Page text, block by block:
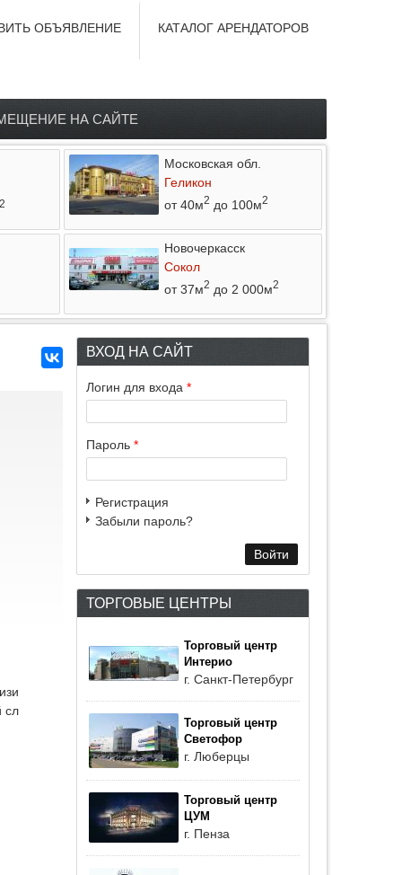
КАТАЛОГ АРЕНДАТОРОВ
ОБЪЯВЛЕНИЕ
НА САЙТЕ
2
Московская обл.
Геликон
от 40м2 до 100м2
Новочеркасск
Сокол
от 37м2 до 2 000м2
сл
ВХОД НА САЙТ
Логин для входа *
Пароль *
Регистрация
Забыли пароль?
ТОРГОВЫЕ ЦЕНТРЫ
Торговый центр
Интерио
г. Санкт-Петербург
Торговый центр
Светофор
г. Люберцы
Торговый центр
ЦУМ
г. Пенза